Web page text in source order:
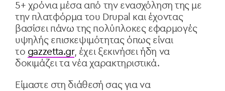
5+ χρόνια μέσα από την ενασχόληση της με
την πλατφόρμα του Drupal και έχοντας
βασίσει πάνω της πολύπλοκες εφαρμογές
υψηλής επισκεψιμότητας όπως είναι
το gazzetta.gr, έχει ξεκινήσει ήδη να
δοκιμάζει τα νέα χαρακτηριστικά.
Είμαστε στη διάθεσή σας για να